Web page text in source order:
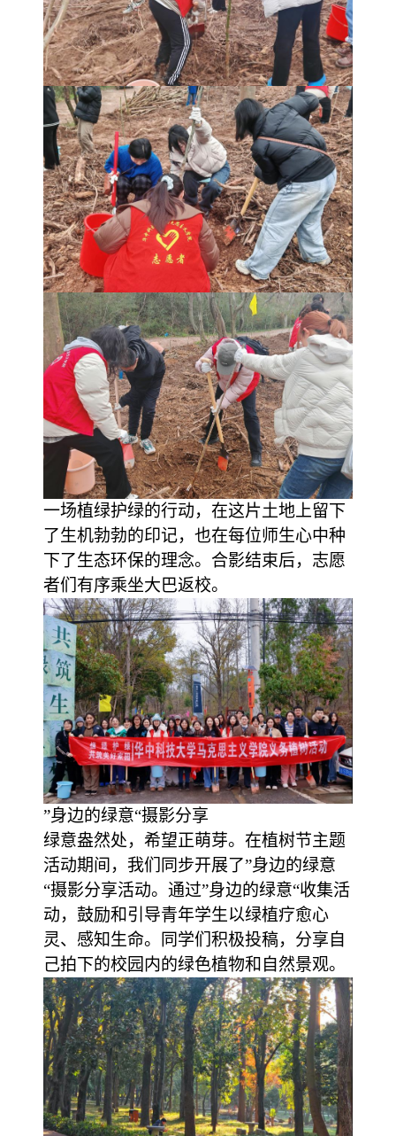
一场植绿护绿的行动，在这片土地上留下
了生机勃勃的印记，也在每位师生心中种
下了生态环保的理念。合影结束后，志愿
者们有序乘坐大巴返校。
”身边的绿意“摄影分享
绿意盎然处，希望正萌芽。在植树节主题
活动期间，我们同步开展了”身边的绿意
“摄影分享活动。通过”身边的绿意“收集活
动，鼓励和引导青年学生以绿植疗愈心
灵、感知生命。同学们积极投稿，分享自
己拍下的校园内的绿色植物和自然景观。